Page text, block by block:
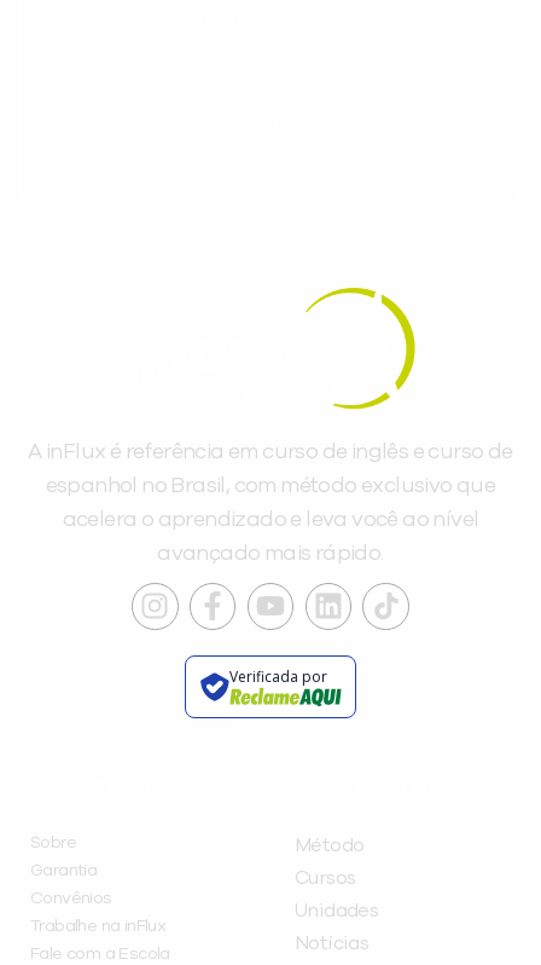
A inFlux é referência em curso de inglês e curso de
espanhol no Brasil, com método exclusivo que
acelera o aprendizado e leva você ao nível
avançado mais rápido.
Verificada por
Sobre
Garantia
Convênios
Trabalhe na inFlux
Fale com a Escola
Método
Cursos
Unidades
Notícias